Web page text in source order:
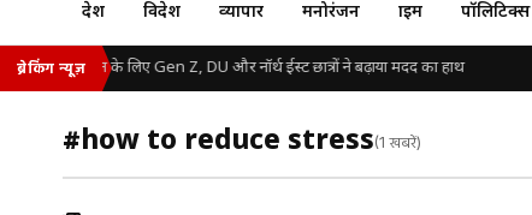
देश विदेश व्यापार मनोरंजन क्राइम पॉलिटिक्स
ब्रेकिंग न्यूज़
असम बाढ़ राहत के लिए Gen Z, DU और नॉर्थ ईस्ट छात्रों ने बढ़ाया मदद का हाथ
#how to reduce stress(1 खबरें)